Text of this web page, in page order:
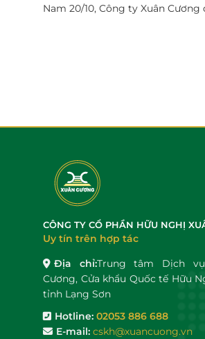
Nam 20/10, Công ty Xuân Cương
CÔNG TY CỔ PHẦN HỮU NGHỊ
Uy tín trên hợp tác
Địa chỉ:Trung tâm Dịch
Cương, Cửa khẩu Quốc tế Hữu
tỉnh Lạng Sơn
Hotline: 02053 886 688
E-mail: cskh@xuancuong.vn